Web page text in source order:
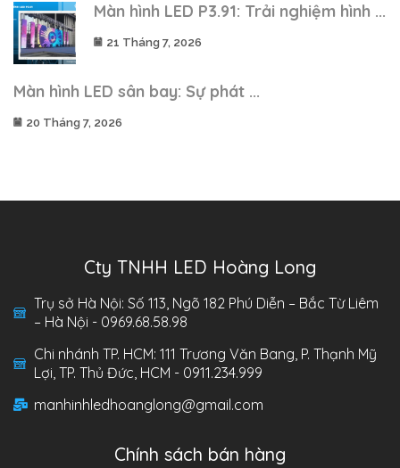
Màn hình LED P3.91: Trải nghiệm hình ...
21 Tháng 7, 2026
Màn hình LED sân bay: Sự phát ...
20 Tháng 7, 2026
Cty TNHH LED Hoàng Long
Trụ sở Hà Nội: Số 113, Ngõ 182 Phú Diễn – Bắc Từ Liêm
– Hà Nội - 0969.68.58.98
Chi nhánh TP. HCM: 111 Trương Văn Bang, P. Thạnh Mỹ
Lợi, TP. Thủ Đức, HCM - 0911.234.999
manhinhledhoanglong@gmail.com
Chính sách bán hàng